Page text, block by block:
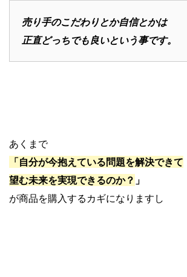
売り手のこだわりとか自信とかは
正直どっちでも良いという事です。
あくまで
「自分が今抱えている問題を解決できて
望む未来を実現できるのか？ 」
が商品を購入するカギになりますし